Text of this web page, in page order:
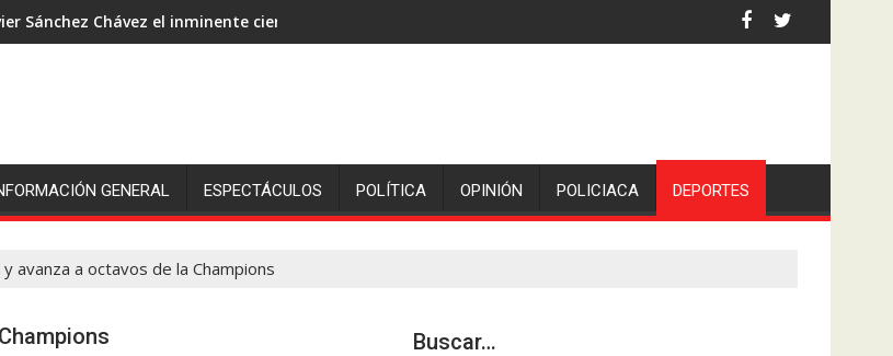
Sánchez Chávez el inminente cierre de ingenió San Pedro en Lerdo de Tejada, Veracruz.
GENERAL ESPECTÁCULOS POLÍTICA OPINIÓN POLICIACA DEPORTES
avanza a octavos de la Champions
Buscar…